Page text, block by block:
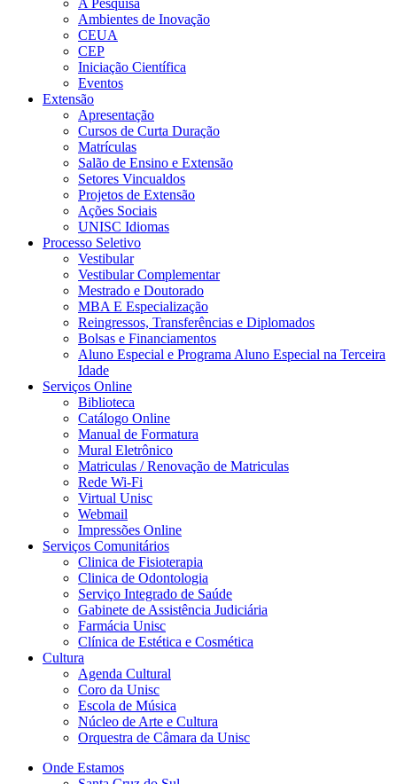
A Pesquisa
Ambientes de Inovação
CEUA
CEP
Iniciação Científica
Eventos
Extensão
Apresentação
Cursos de Curta Duração
Matrículas
Salão de Ensino e Extensão
Setores Vincualdos
Projetos de Extensão
Ações Sociais
UNISC Idiomas
Processo Seletivo
Vestibular
Vestibular Complementar
Mestrado e Doutorado
MBA E Especialização
Reingressos, Transferências e Diplomados
Bolsas e Financiamentos
Aluno Especial e Programa Aluno Especial na Terceira
Idade
Serviços Online
Biblioteca
Catálogo Online
Manual de Formatura
Mural Eletrônico
Matriculas / Renovação de Matriculas
Rede Wi-Fi
Virtual Unisc
Webmail
Impressões Online
Serviços Comunitários
Clinica de Fisioterapia
Clinica de Odontologia
Serviço Integrado de Saúde
Gabinete de Assistência Judiciária
Farmácia Unisc
Clínica de Estética e Cosmética
Cultura
Agenda Cultural
Coro da Unisc
Escola de Música
Núcleo de Arte e Cultura
Orquestra de Câmara da Unisc
Onde Estamos